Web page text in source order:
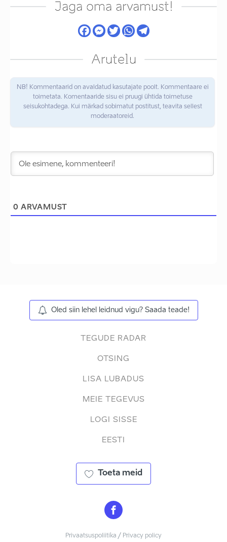
Jaga oma arvamust!
Arutelu
NB! Kommentaarid on avaldatud kasutajate poolt. Kommentaare ei
toimetata. Komentaaride sisu ei pruugi ühtida toimetuse
seisukohtadega. Kui märkad sobimatut postitust, teavita sellest
moderaatoreid.
0 ARVAMUST
Oled siin lehel leidnud vigu? Saada teade!
TEGUDE RADAR
OTSING
LISA LUBADUS
MEIE TEGEVUS
LOGI SISSE
EESTI
Toeta meid
Privaatsuspoliitika / Privacy policy